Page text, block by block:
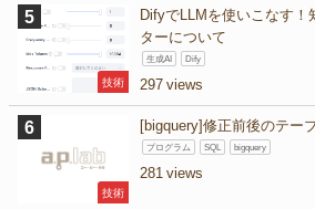
技術
DifyでLLMを使いこなす！
ターについて
生成AI Dify
297
技術
[bigquery]修正前後のテー
プログラム SQL bigquery
281